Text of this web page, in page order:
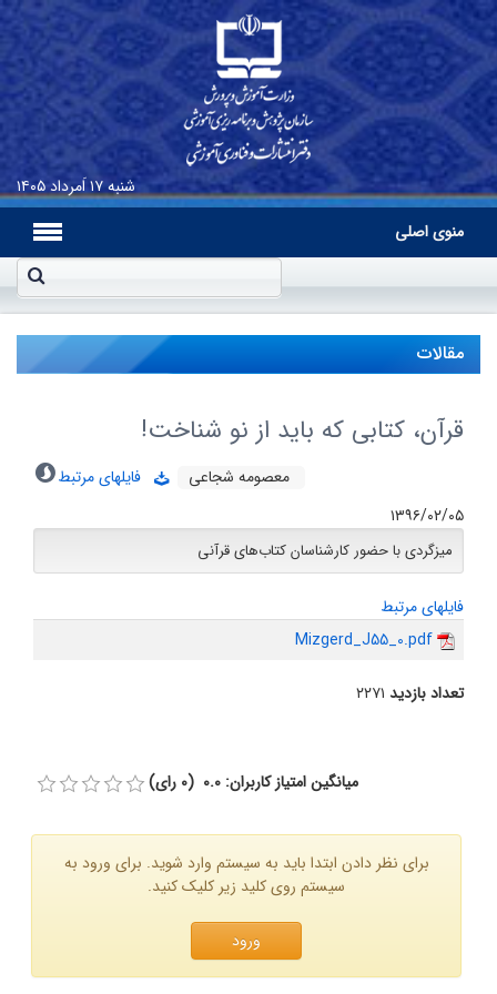
شنبه۱۷ اَمرداد ۱۴۰۵
منوی اصلی
مقالات
قرآن، کتابی که باید از نو شناخت!
معصومه شجاعی
فایلهای مرتبط
۱۳۹۶/۰۲/۰۵
میزگردی با حضور کارشناسان کتاب‌های قرآنی
فایلهای مرتبط
Mizgerd_J55_0.pdf
تعداد بازدید ۲۲۷۱
میانگین امتیاز کاربران: 0.0 (0 رای)
برای نظر دادن ابتدا باید به سیستم وارد شوید. برای ورود به
سیستم روی کلید زیر کلیک کنید.
ورود